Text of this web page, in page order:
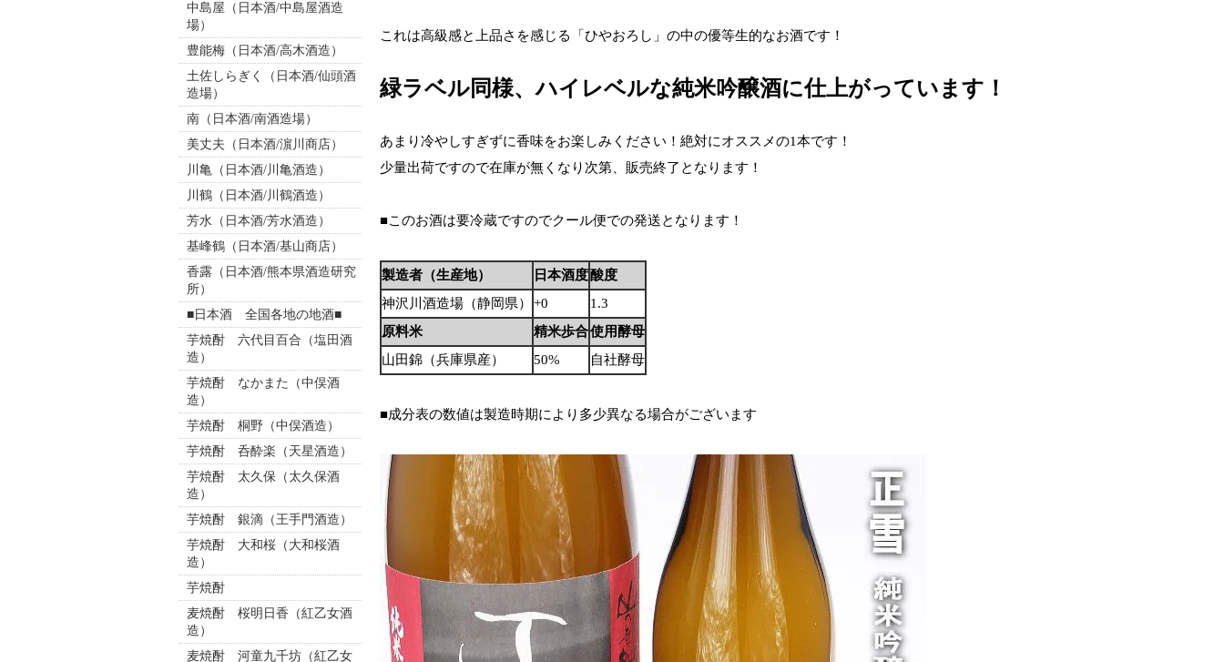
中島屋（日本酒/中島屋酒造
場）
豊能梅（日本酒/高木酒造）
土佐しらぎく（日本酒/仙頭酒
造場）
南（日本酒/南酒造場）
美丈夫（日本酒/濵川商店）
川亀（日本酒/川亀酒造）
川鶴（日本酒/川鶴酒造）
芳水（日本酒/芳水酒造）
基峰鶴（日本酒/基山商店）
香露（日本酒/熊本県酒造研究
所）
■日本酒 全国各地の地酒■
芋焼酎 六代目百合（塩田酒
造）
芋焼酎 なかまた（中俣酒
造）
芋焼酎 桐野（中俣酒造）
芋焼酎 呑酔楽（天星酒造）
芋焼酎 太久保（太久保酒
造）
芋焼酎 銀滴（王手門酒造）
芋焼酎 大和桜（大和桜酒
造）
芋焼酎
麦焼酎 桜明日香（紅乙女酒
造）
麦焼酎 河童九千坊（紅乙女
これは高級感と上品さを感じる「ひやおろし」の中の優等生的なお酒です！
緑ラベル同様、ハイレベルな純米吟醸酒に仕上がっています！
あまり冷やしすぎずに香味をお楽しみください！絶対にオススメの1本です！
少量出荷ですので在庫が無くなり次第、販売終了となります！
■このお酒は要冷蔵ですのでクール便での発送となります！
製造者（生産地） 日本酒度酸度
神沢川酒造場（静岡県）
+0
1.3
原料米
精米歩合使用酵母
山田錦（兵庫県産）
50% 自社酵母
■成分表の数値は製造時期により多少異なる場合がございます